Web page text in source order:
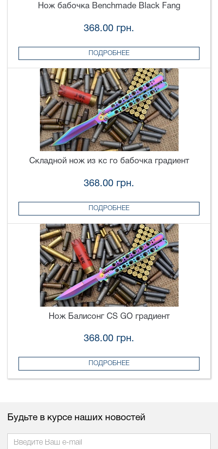
Нож бабочка Benchmade Black Fang
368.00 грн.
ПОДРОБНЕЕ
Складной нож из кс го бабочка градиент
368.00 грн.
ПОДРОБНЕЕ
Нож Балисонг CS GO градиент
368.00 грн.
ПОДРОБНЕЕ
Будьте в курсе наших новостей